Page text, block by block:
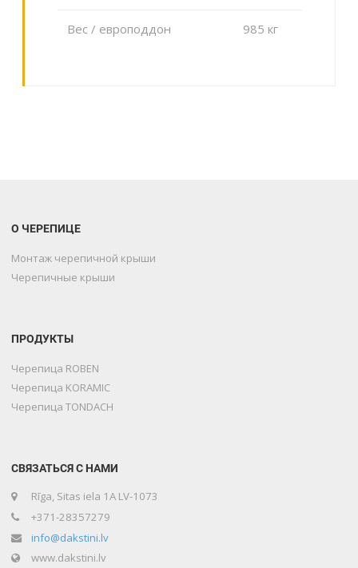
Вес / европоддон 985 кг
О ЧЕРЕПИЦЕ
Монтаж черепичной крыши
Черепичные крыши
ПРОДУКТЫ
Черепица ROBEN
Черепица KORAMIC
Черепица TONDACH
СВЯЗАТЬСЯ С НАМИ
Rīga, Sitas iela 1A LV-1073
+371-28357279
info@dakstini.lv
www.dakstini.lv